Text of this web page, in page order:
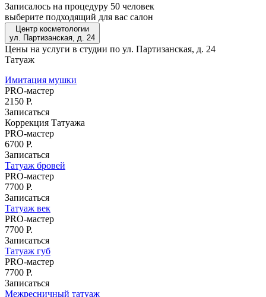
Лазерная эпиляция
4800 р. все тело
Записалось на процедуру 50 человек
выберите подходящий для вас салон
Центр косметологии
ул. Партизанская, д. 24
Цены на услуги в студии по ул. Партизанская, д. 24
Татуаж
Имитация мушки
PRO-мастер
2150 Р.
Записаться
Коррекция Татуажа
PRO-мастер
6700 Р.
Записаться
Татуаж бровей
PRO-мастер
7700 Р.
Записаться
Татуаж век
PRO-мастер
7700 Р.
Записаться
Татуаж губ
PRO-мастер
7700 Р.
Записаться
Межресничный татуаж